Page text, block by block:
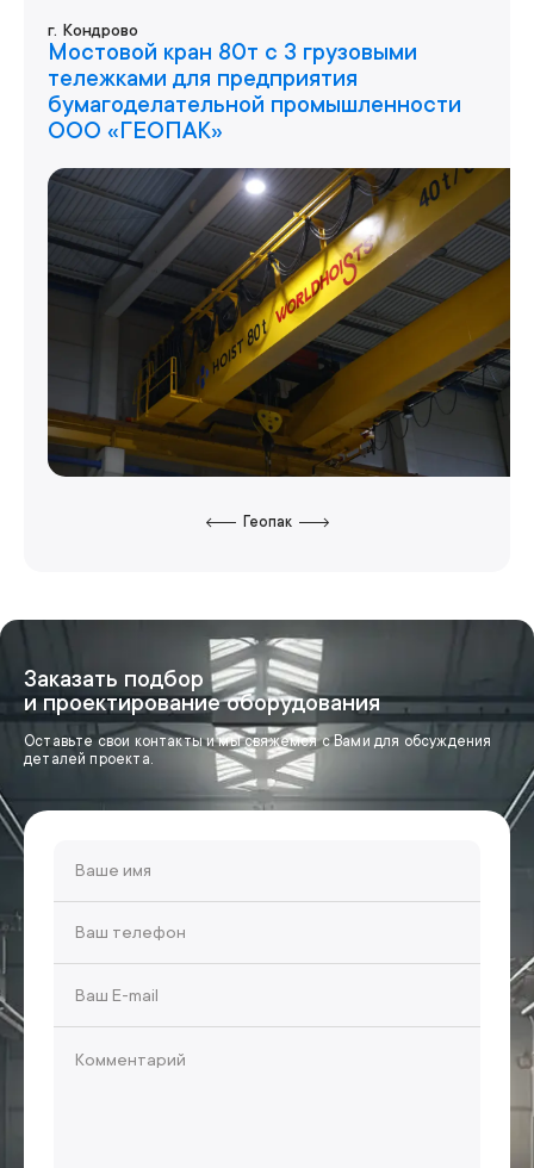
г. Кондрово
Мостовой кран 80т с 3 грузовыми
тележками для предприятия
бумагоделательной промышленности
ООО «ГЕОПАК»
Геопак
Заказать подбор
и проектирование оборудования
Оставьте свои контакты и мы свяжемся с Вами для обсуждения
деталей проекта.